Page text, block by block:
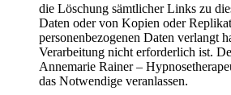
die Löschung sämtlicher Links zu
Daten oder von Kopien oder
personenbezogenen Daten verlangt
Verarbeitung nicht erforderlich ist.
Annemarie Rainer –
das Notwendige veranlassen.